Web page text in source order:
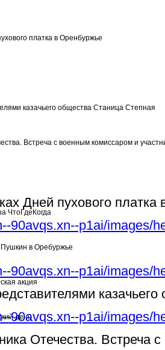
платка в Оренбуржье
казачьего общества Станица Степная
Встреча с военным комиссаром и
ЧтоГдеКогда
Пушкин в Оребуржье
акция
день
Дней пухового платка
90avqs.xn--p1ai/images/
90avqs.xn--p1ai/images/
90avqs.xn--p1ai/images/
Отечества. Встреча